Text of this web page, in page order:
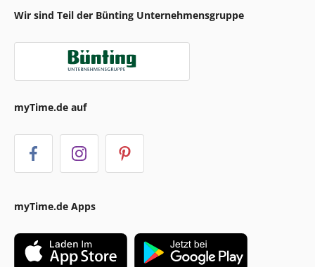
Wir sind Teil der Bünting Unternehmensgruppe
myTime.de auf
myTime.de Apps